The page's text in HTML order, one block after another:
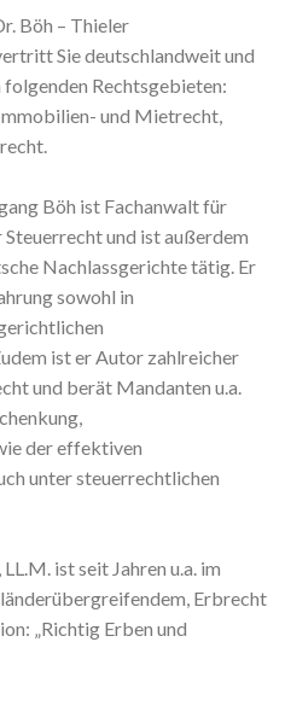
Böh – Thieler
Sie deutschlandweit und
Rechtsgebieten:
und Mietrecht,
Böh ist Fachanwalt für
und ist außerdem
Nachlassgerichte tätig. Er
sowohl in
ist er Autor zahlreicher
und berät Mandanten u.a.
der effektiven
unter steuerrechtlichen
ist seit Jahren u.a. im
Erbrecht
„Richtig Erben und